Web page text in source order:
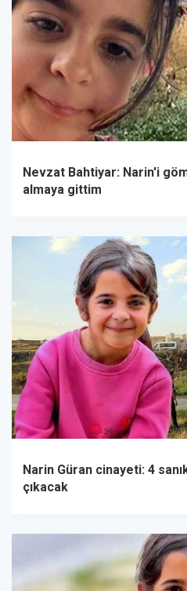
Nevzat Bahtiyar: Narin'i
almaya gittim
Narin Güran cinayeti: 4
çıkacak